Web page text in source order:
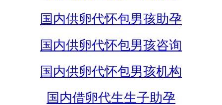
国内供卵代怀包男孩助孕
国内供卵代怀包男孩咨询
国内供卵代怀包男孩机构
国内借卵代生生子助孕